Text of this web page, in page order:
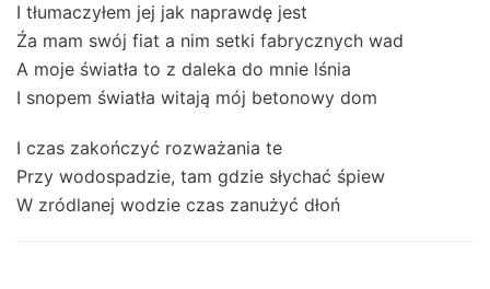
I tłumaczyłem jej jak naprawdę jest
Źa mam swój fiat a nim setki fabrycznych wad
A moje światła to z daleka do mnie lśnia
I snopem światła witają mój betonowy dom
I czas zakończyć rozważania te
Przy wodospadzie, tam gdzie słychać śpiew
W zródlanej wodzie czas zanużyć dłoń